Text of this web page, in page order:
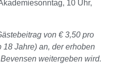
10 Uhr,
von € 3,50 pro
18 Jahre) an, der erhoben
weitergeben wird.